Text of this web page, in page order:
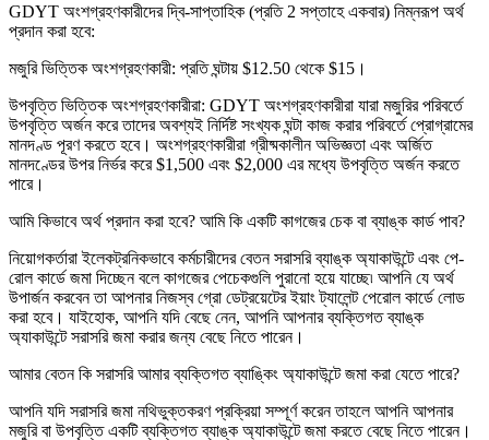
GDYT অংশগ্রহণকারীদের দ্বি-সাপ্তাহিক (প্রতি 2 সপ্তাহে একবার) নিম্নরূপ অর্থ
প্রদান করা হবে:
মজুরি ভিত্তিক অংশগ্রহণকারী: প্রতি ঘন্টায় $12.50 থেকে $15।
উপবৃত্তি ভিত্তিক অংশগ্রহণকারীরা: GDYT অংশগ্রহণকারীরা যারা মজুরির পরিবর্তে
উপবৃত্তি অর্জন করে তাদের অবশ্যই নির্দিষ্ট সংখ্যক ঘন্টা কাজ করার পরিবর্তে প্রোগ্রামের
মানদণ্ড পূরণ করতে হবে। অংশগ্রহণকারীরা গ্রীষ্মকালীন অভিজ্ঞতা এবং অর্জিত
মানদণ্ডের উপর নির্ভর করে $1,500 এবং $2,000 এর মধ্যে উপবৃত্তি অর্জন করতে
পারে।
আমি কিভাবে অর্থ প্রদান করা হবে? আমি কি একটি কাগজের চেক বা ব্যাঙ্ক কার্ড পাব?
নিয়োগকর্তারা ইলেকট্রনিকভাবে কর্মচারীদের বেতন সরাসরি ব্যাঙ্ক অ্যাকাউন্টে এবং পে-
রোল কার্ডে জমা দিচ্ছেন বলে কাগজের পেচেকগুলি পুরানো হয়ে যাচ্ছে৷ আপনি যে অর্থ
উপার্জন করবেন তা আপনার নিজস্ব গ্রো ডেট্রয়েটের ইয়াং ট্যালেন্ট পেরোল কার্ডে লোড
করা হবে। যাইহোক, আপনি যদি বেছে নেন, আপনি আপনার ব্যক্তিগত ব্যাঙ্ক
অ্যাকাউন্টে সরাসরি জমা করার জন্য বেছে নিতে পারেন।
আমার বেতন কি সরাসরি আমার ব্যক্তিগত ব্যাঙ্কিং অ্যাকাউন্টে জমা করা যেতে পারে?
আপনি যদি সরাসরি জমা নথিভুক্তকরণ প্রক্রিয়া সম্পূর্ণ করেন তাহলে আপনি আপনার
মজুরি বা উপবৃত্তি একটি ব্যক্তিগত ব্যাঙ্ক অ্যাকাউন্টে জমা করতে বেছে নিতে পারেন।